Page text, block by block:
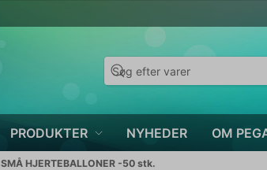
PRODUKTER NYHEDER OM
SMÅ HJERTEBALLONER -50 stk.